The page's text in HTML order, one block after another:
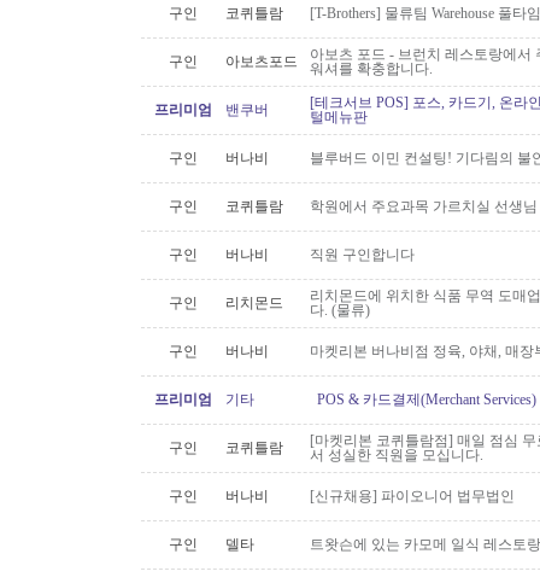
구인 코퀴틀람 [T-Brothers] 물류팀 Warehouse 풀타
구인 아보츠포드
아보츠 포드 - 브런치 레스토랑에서
워셔를 확충합니다.
프리미엄 밴쿠버
[테크서브 POS] 포스, 카드기, 온라
털메뉴판
구인 버나비 블루버드 이민 컨설팅! 기다림의 불
구인 코퀴틀람 학원에서 주요과목 가르치실 선생
구인 버나비 직원 구인합니다
구인 리치몬드
리치몬드에 위치한 식품 무역 도매
다. (물류)
구인 버나비 마켓리본 버나비점 정육, 야채, 매
프리미엄 기타 POS & 카드결제(Merchant
구인 코퀴틀람
[마켓리본 코퀴틀람점] 매일 점심
서 성실한 직원을 모십니다.
구인 버나비 [신규채용] 파이오니어 법무법인
구인 델타 트왓슨에 있는 카모메 일식 레스토